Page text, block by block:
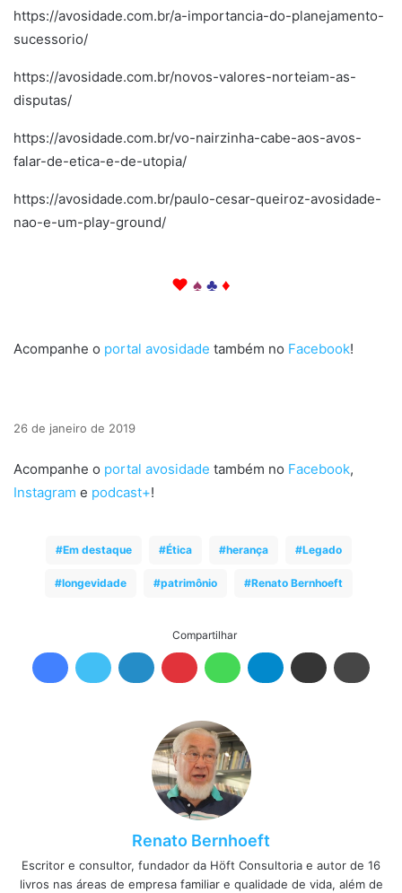
https://avosidade.com.br/a-importancia-do-planejamento-
sucessorio/
https://avosidade.com.br/novos-valores-norteiam-as-
disputas/
https://avosidade.com.br/vo-nairzinha-cabe-aos-avos-
falar-de-etica-e-de-utopia/
https://avosidade.com.br/paulo-cesar-queiroz-avosidade-
nao-e-um-play-ground/
♥ ♠ ♣ ♦
Acompanhe o portal avosidade também no Facebook!
26 de janeiro de 2019
Acompanhe o portal avosidade também no Facebook,
Instagram e podcast+!
Em destaque Ética herança Legado
longevidade patrimônio Renato Bernhoeft
Compartilhar
Renato Bernhoeft
Escritor e consultor, fundador da Höft Consultoria e autor de 16
livros nas áreas de empresa familiar e qualidade de vida, além de